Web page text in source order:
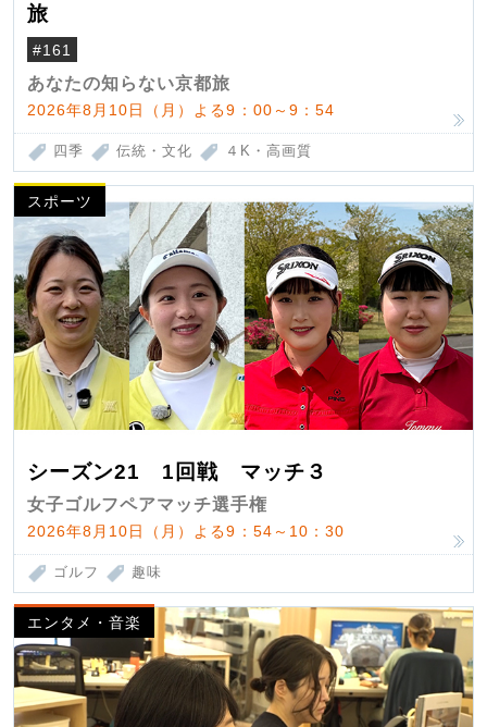
旅
#161
あなたの知らない京都旅
2026年8月10日（月）よる9：00～9：54
四季 伝統・文化 ４K・高画質
スポーツ
シーズン21 1回戦 マッチ３
女子ゴルフペアマッチ選手権
2026年8月10日（月）よる9：54～10：30
ゴルフ 趣味
エンタメ・音楽